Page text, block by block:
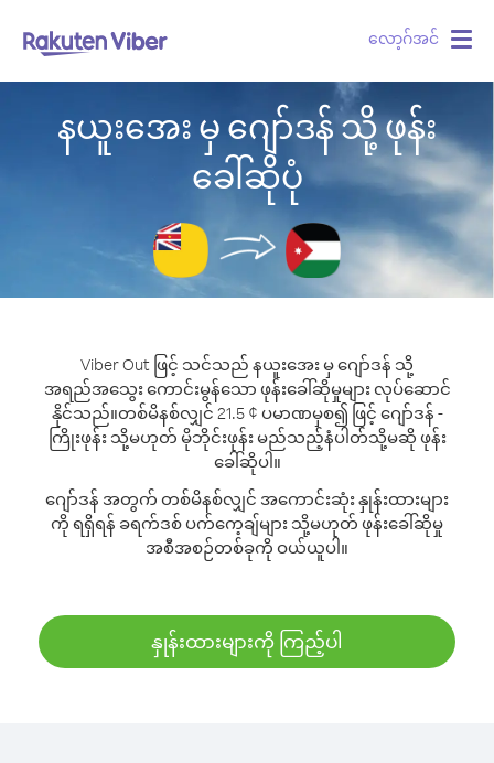
လော့ဂ်အင်
နယူးအေး မှ ဂျော်ဒန် သို့ ဖုန်း
ခေါ်ဆိုပုံ
Viber Out ဖြင့် သင်သည် နယူးအေး မှ ဂျော်ဒန် သို့
အရည်အသွေး ကောင်းမွန်သော ဖုန်းခေါ်ဆိုမှုများ လုပ်ဆောင်
နိုင်သည်။တစ်မိနစ်လျှင် 21.5 ¢ ပမာဏမှစ၍ ဖြင့် ဂျော်ဒန် -
ကြိုးဖုန်း သို့မဟုတ် မိုဘိုင်းဖုန်း မည်သည့်နံပါတ်သို့မဆို ဖုန်း
ခေါ်ဆိုပါ။
ဂျော်ဒန် အတွက် တစ်မိနစ်လျှင် အကောင်းဆုံး နှုန်းထားများ
ကို ရရှိရန် ခရက်ဒစ် ပက်ကေ့ချ်များ သို့မဟုတ် ဖုန်းခေါ်ဆိုမှု
အစီအစဉ်တစ်ခုကို ဝယ်ယူပါ။
နှုန်းထားများကို ကြည့်ပါ